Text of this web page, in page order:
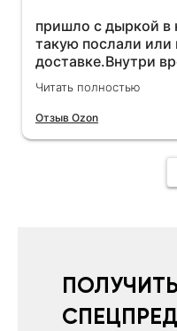
пришло с дыркой в
такую послали или
доставке.Внутри
раза установить не
может интернет
упаковку с
иначе не качает
всё установилось
увеличился.Всем
Читать полностью
Отзыв Ozon